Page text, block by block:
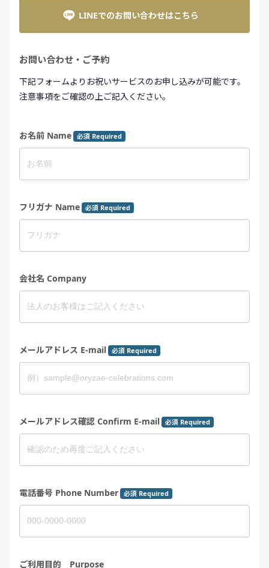
LINEでのお問い合わせはこちら
お問い合わせ・ご予約
下記フォームよりお祝いサービスのお申し込みが可能です。
注意事項をご確認の上ご記入ください。
お名前 Name 必須 Required
フリガナ Name 必須 Required
会社名 Company
メールアドレス E-mail 必須 Required
メールアドレス確認 Confirm E-mail 必須 Required
電話番号 Phone Number 必須 Required
ご利用目的 Purpose